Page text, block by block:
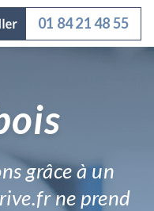
01 84 21 48 55
grâce à un
ne prend